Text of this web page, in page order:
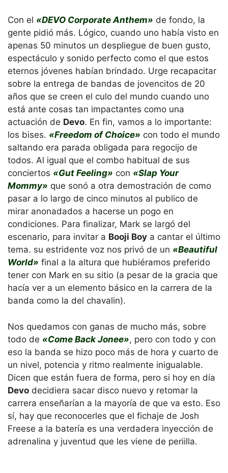
Con el «DEVO Corporate Anthem» de fondo, la
gente pidió más. Lógico, cuando uno había visto en
apenas 50 minutos un despliegue de buen gusto,
espectáculo y sonido perfecto como el que estos
eternos jóvenes habían brindado. Urge recapacitar
sobre la entrega de bandas de jovencitos de 20
años que se creen el culo del mundo cuando uno
está ante cosas tan impactantes como una
actuación de Devo. En fin, vamos a lo importante:
los bises. «Freedom of Choice» con todo el mundo
saltando era parada obligada para regocijo de
todos. Al igual que el combo habitual de sus
conciertos «Gut Feeling» con «Slap Your
Mommy» que sonó a otra demostración de como
pasar a lo largo de cinco minutos al publico de
mirar anonadados a hacerse un pogo en
condiciones. Para finalizar, Mark se largó del
escenario, para invitar a Booji Boy a cantar el último
tema. su estridente voz nos privó de un «Beautiful
World» final a la altura que hubiéramos preferido
tener con Mark en su sitio (a pesar de la gracia que
hacía ver a un elemento básico en la carrera de la
banda como la del chavalin).
Nos quedamos con ganas de mucho más, sobre
todo de «Come Back Jonee», pero con todo y con
eso la banda se hizo poco más de hora y cuarto de
un nivel, potencia y ritmo realmente inigualable.
Dicen que están fuera de forma, pero si hoy en día
Devo decidiera sacar disco nuevo y retomar la
carrera enseñarían a la mayoría de que va esto. Eso
sí, hay que reconocerles que el fichaje de Josh
Freese a la batería es una verdadera inyección de
adrenalina y juventud que les viene de periilla.